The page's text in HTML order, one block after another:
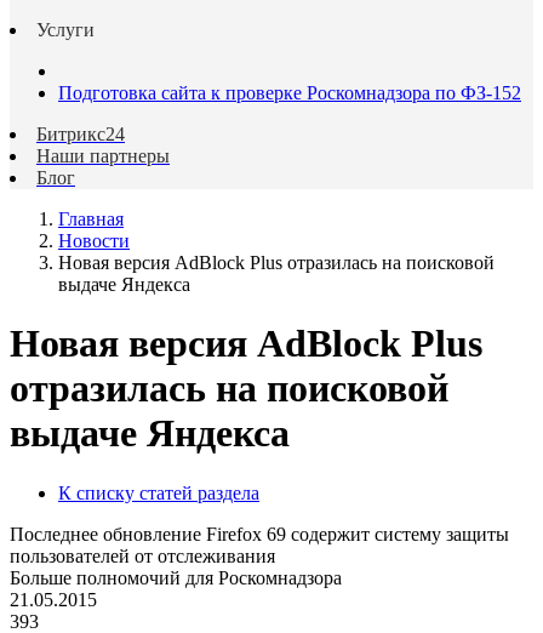
Услуги
Подготовка сайта к проверке Роскомнадзора по ФЗ-152
Битрикс24
Наши партнеры
Блог
Главная
Новости
Новая версия AdBlock Plus отразилась на поисковой
выдаче Яндекса
Новая версия AdBlock Plus
отразилась на поисковой
выдаче Яндекса
К списку статей раздела
Последнее обновление Firefox 69 содержит систему защиты
пользователей от отслеживания
Больше полномочий для Роскомнадзора
21.05.2015
393